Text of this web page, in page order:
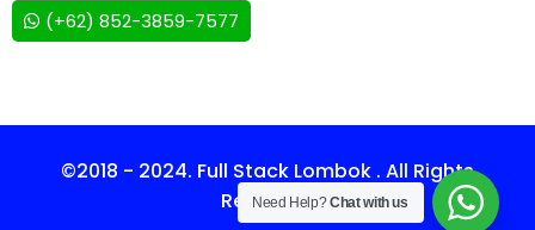
(+62) 852-3859-7577
©2018 - 2024. Full Stack Lombok . All Rights
Reserved.
Need Help?Chat with us